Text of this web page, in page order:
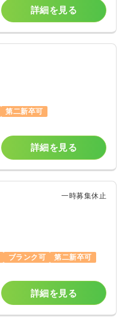
詳細を見る
第二新卒可
詳細を見る
一時募集休止
ブランク可
第二新卒可
詳細を見る